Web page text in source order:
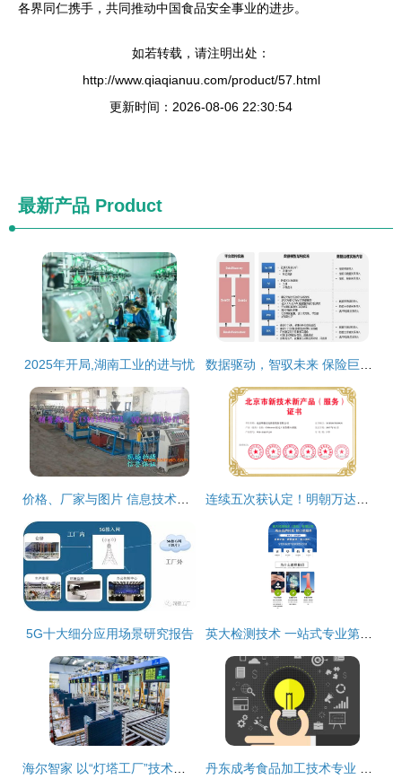
各界同仁携手，共同推动中国食品安全事业的进步。
如若转载，请注明出处：
http://www.qiaqianuu.com/product/57.html
更新时间：2026-08-06 22:30:54
最新产品 Product
2025年开局,湖南工业的进与忧
5G十大细分应用场景研究报告